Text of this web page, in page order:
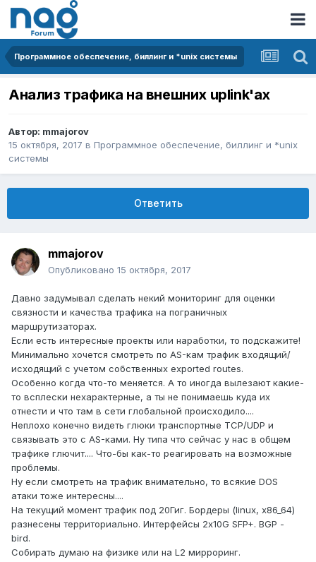
Программное обеспечение, биллинг и *unix системы
Анализ трафика на внешних uplink'ах
Автор: mmajorov
15 октября, 2017 в Программное обеспечение, биллинг и *unix
системы
Ответить
mmajorov
Опубликовано 15 октября, 2017
Давно задумывал сделать некий мониторинг для оценки
связности и качества трафика на пограничных
маршрутизаторах.
Если есть интересные проекты или наработки, то подскажите!
Минимально хочется смотреть по AS-кам трафик входящий/
исходящий с учетом собственных exported routes.
Особенно когда что-то меняется. А то иногда вылезают какие-
то всплески нехарактерные, а ты не понимаешь куда их
отнести и что там в сети глобальной происходило....
Неплохо конечно видеть глюки транспортные TCP/UDP и
связывать это с AS-ками. Ну типа что сейчас у нас в общем
трафике глючит.... Что-бы как-то реагировать на возможные
проблемы.
Ну если смотреть на трафик внимательно, то всякие DOS
атаки тоже интересны....
На текущий момент трафик под 20Гиг. Бордеры (linux, x86_64)
разнесены территориально. Интерфейсы 2x10G SFP+. BGP -
bird.
Собирать думаю на физике или на L2 мирроринг.